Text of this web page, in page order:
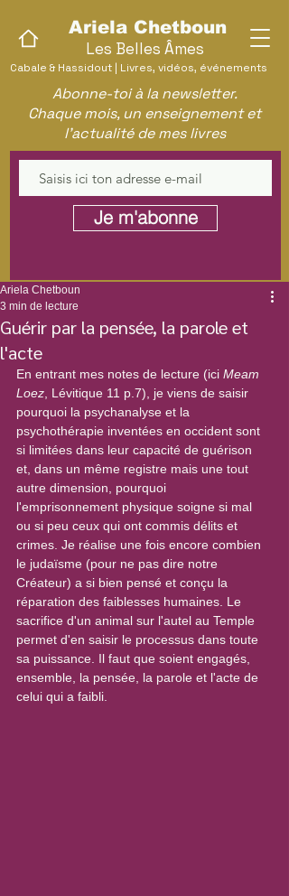
Cabale & Hassidout | Livres, vidéos, événements
Ariela Chetboun
Les Belles Âmes
Abonne-toi à la newsletter.
Chaque mois, un enseignement et
l'actualité de mes livres
Je m'abonne
Guérir par la pensée, la parole et
l'acte
Ariela Chetboun
3 min de lecture
En entrant mes notes de lecture (ici Meam
Loez , Lévitique 11 p.7), je viens de saisir
pourquoi la psychanalyse et la
psychothérapie inventées en occident sont
si limitées dans leur capacité de guérison
et, dans un même registre mais une tout
autre dimension, pourquoi
l'emprisonnement physique soigne si mal
ou si peu ceux qui ont commis délits et
crimes. Je réalise une fois encore combien
le judaïsme (pour ne pas dire notre
Créateur) a si bien pensé et conçu la
réparation des faiblesses humaines. Le
sacrifice d'un animal sur l'autel au Temple
permet d'en saisir le processus dans toute
sa puissance. Il faut que soient engagés,
ensemble, la pensée, la parole et l'acte de
celui qui a faibli.